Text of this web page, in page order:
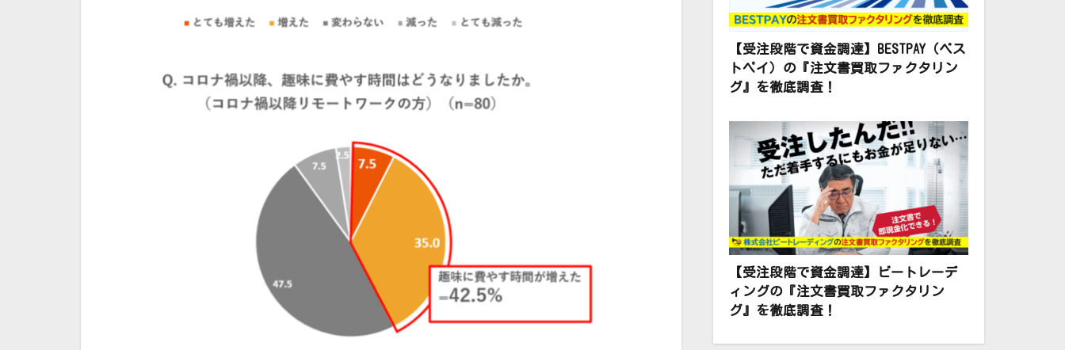
【受注段階で資金調達】BESTPAY（ベス
トペイ）の『注文書買取ファクタリン
グ』を徹底調査！
【受注段階で資金調達】ビートレーデ
ィングの『注文書買取ファクタリン
グ』を徹底調査！